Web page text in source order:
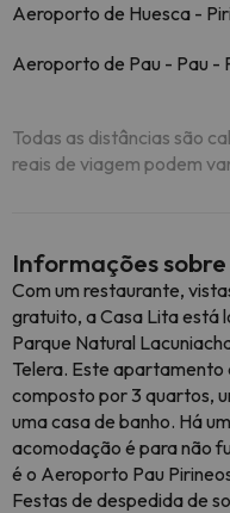
Aeroporto de Huesca -
Aeroporto de Pau - Pau -
Todas as distâncias são
reais de viagem podem
Informações
Com um restaurante,
gratuito, a Casa Lita está
Parque Natural
Telera. Este
composto por 3 quartos,
uma casa de banho. Há
acomodação é para não
é o Aeroporto Pau
Festas de despedida de